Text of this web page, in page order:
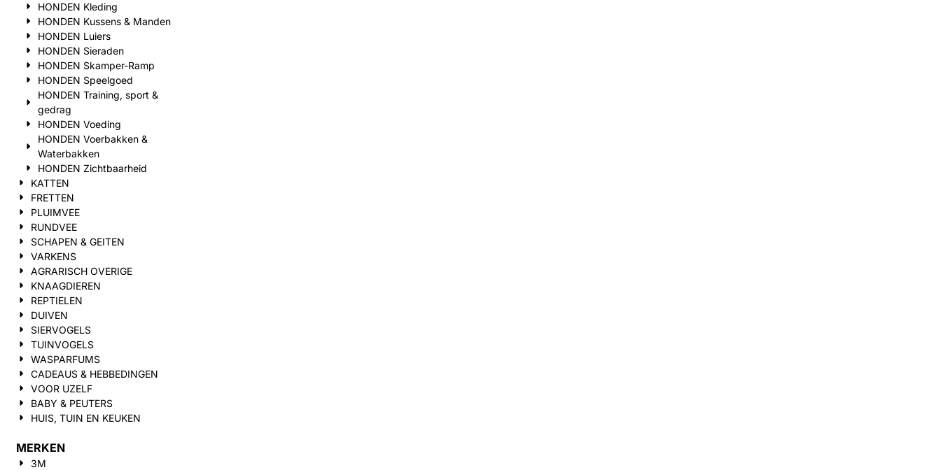
HONDEN Kleding
HONDEN Kussens & Manden
HONDEN Luiers
HONDEN Sieraden
HONDEN Skamper-Ramp
HONDEN Speelgoed
HONDEN Training, sport &
gedrag
HONDEN Voeding
HONDEN Voerbakken &
Waterbakken
HONDEN Zichtbaarheid
KATTEN
FRETTEN
PLUIMVEE
RUNDVEE
SCHAPEN & GEITEN
VARKENS
AGRARISCH OVERIGE
KNAAGDIEREN
REPTIELEN
DUIVEN
SIERVOGELS
TUINVOGELS
WASPARFUMS
CADEAUS & HEBBEDINGEN
VOOR UZELF
BABY & PEUTERS
HUIS, TUIN EN KEUKEN
MERKEN
3M